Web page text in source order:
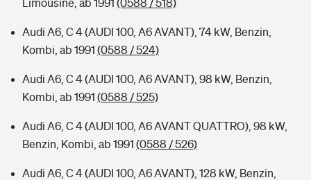
Limousine, ab 1991 (0588 / 518)
Audi A6, C 4 (AUDI 100, A6 AVANT), 74 kW, Benzin,
Kombi, ab 1991 (0588 / 524)
Audi A6, C 4 (AUDI 100, A6 AVANT), 98 kW, Benzin,
Kombi, ab 1991 (0588 / 525)
Audi A6, C 4 (AUDI 100, A6 AVANT QUATTRO), 98 kW,
Benzin, Kombi, ab 1991 (0588 / 526)
Audi A6, C 4 (AUDI 100, A6 AVANT), 128 kW, Benzin,